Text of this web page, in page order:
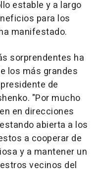
estable y a largo
para los
manifestado.
sorprendentes ha
los más grandes
de
"Por mucho
en direcciones
abierta a los
a cooperar de
y a mantener un
vecinos del